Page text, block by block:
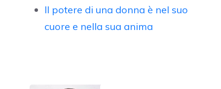
Il potere di una donna è nel suo
cuore e nella sua anima